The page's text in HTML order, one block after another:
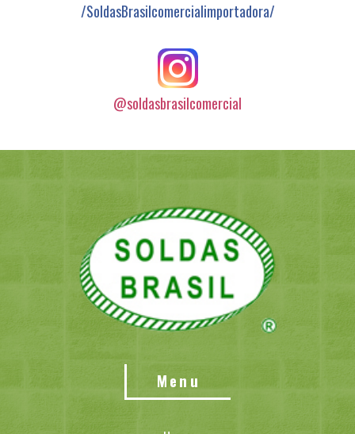
/SoldasBrasilcomercialimportadora/
@soldasbrasilcomercial
Menu